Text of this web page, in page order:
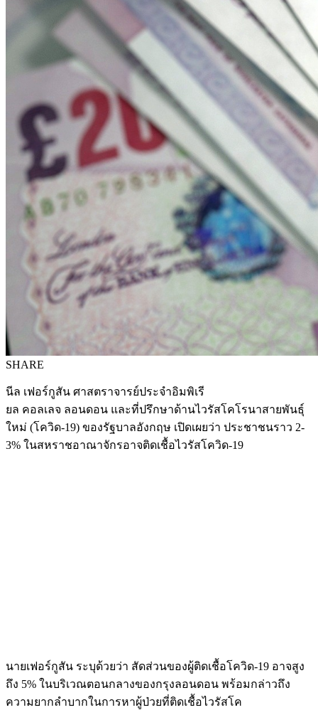
SHARE
นีล เฟอร์กูสัน ศาสตราจารย์ประจำอิมพิเรี
ยล คอลเลจ ลอนดอน และที่ปรึกษาด้านไวรัสโคโรนาสายพันธุ์
ใหม่ (โควิด-19) ของรัฐบาลอังกฤษ เปิดเผยว่า ประชาชนราว 2-
3% ในสหราชอาณาจักรอาจติดเชื้อไวรัสโควิด-19
นายเฟอร์กูสัน ระบุด้วยว่า สัดส่วนของผู้ติดเชื้อโควิด-19 อาจสูง
ถึง 5% ในบริเวณตอนกลางของกรุงลอนดอน พร้อมกล่าวถึง
ความยากลำบากในการหาผู้ป่วยที่ติดเชื้อไวรัสโค